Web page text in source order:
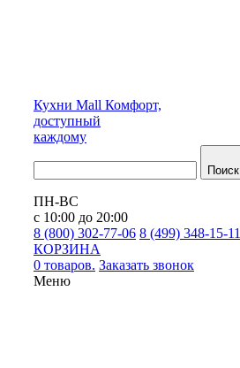
Кухни Mall Комфорт,
доступный
каждому
Поиск
ПН-ВС
с 10:00 до 20:00
8 (800) 302-77-06 8 (499) 348-15-11
КОРЗИНА
0 товаров. Заказать звонок
Меню